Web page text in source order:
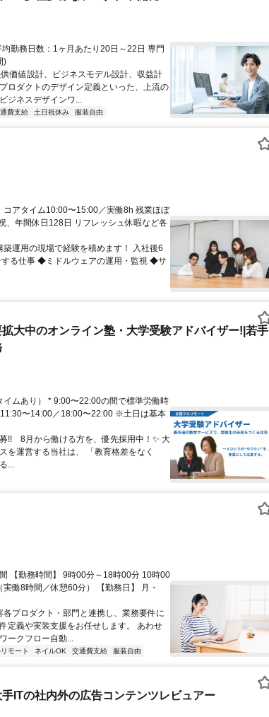
勤務日数：1ヶ月あたり20日～22日 専門
)
価値設計、ビジネスモデル設計、収益計
ロダクトのデザイン定義といった、上流の
ジネスデザインワ...
費支給 土日祝休み 服装自由
アタイム10:00〜15:00／実働8h 残業ほぼ
、年間休日128日 リフレッシュ休暇など各
運用の現場で経験を積めます！ 入社後6
る仕事 ◆ミドルウェアの運用・監視 ◆サ
拡大中のオンライン塾・大学受験アドバイザー!|若手
ムあり） * 9:00〜22:00の間で標準労働時
〜14:00／18:00〜22:00 ※土日は基本
!! 8月から働ける方を、優先採用中！✨️ 大
を運営する当社は、 「教育格差をなく
...
【勤務時間】 9時00分～18時00分 10時00
働8時間／休憩60分） 【勤務日】 月・
プロダクト・部門と連携し、業務要件に
定義や実装支援をお任せします。 あわせ
ークフロー自動...
モート ネイルOK 交通費支給 服装自由
ITの社内外の広告コンテンツレビュアー